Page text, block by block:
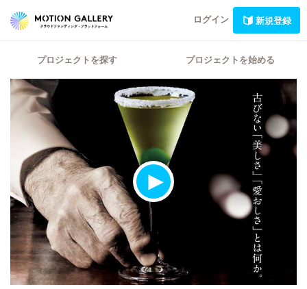
ログイン 新規登録
プロジェクトを探す プロジェクトを始める